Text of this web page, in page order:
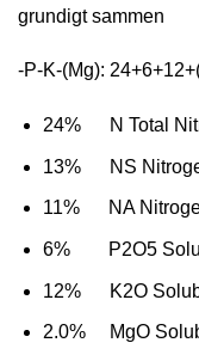
grundigt sammen
-P-K-(Mg):
24% N Total
13% NS
11% NA
6% P2O5
12% K2O
2.0% MgO